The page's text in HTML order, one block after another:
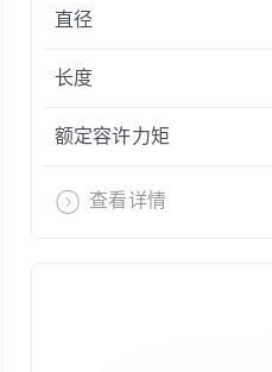
直径
长度
额定容许力矩
查看详情